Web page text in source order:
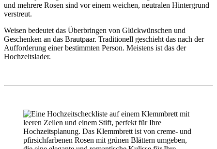
Weisen bedeutet das Überbringen von Glückwünschen und
Geschenken an das Brautpaar. Traditionell geschieht das nach der
Aufforderung einer bestimmten Person. Meistens ist das der
Hochzeitslader.